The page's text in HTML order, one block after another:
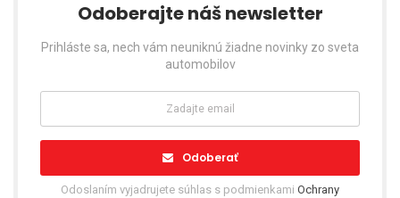
Odoberajte náš newsletter
Prihláste sa, nech vám neuniknú žiadne novinky zo sveta
automobilov
Odoberať
Odoslaním vyjadrujete súhlas s podmienkami Ochrany